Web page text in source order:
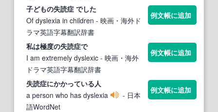
子どもの失読症 でした
Of dyslexia in children - 映画・海外ド
ラマ英語字幕翻訳辞書
例文帳に追加
私は極度の失読症で
I am extremely dyslexic - 映画・海外
ドラマ英語字幕翻訳辞書
例文帳に追加
失読症にかかっている人
a person who has dyslexia
- 日本
語WordNet
例文帳に追加